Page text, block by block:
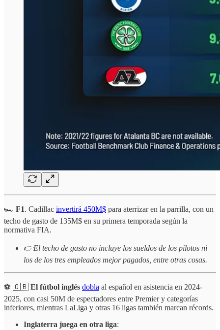
🏎️ F1. Cadillac invertirá 450M$ para aterrizar en la parrilla, con un
techo de gasto de 135M$ en su primera temporada según la
normativa FIA.
👉El techo de gasto no incluye los sueldos de los pilotos ni
los de los tres empleados mejor pagados, entre otras cosas.
⚽ 🇬🇧 El fútbol inglés dobla al español en asistencia en 2024-
2025, con casi 50M de espectadores entre Premier y categorías
inferiores, mientras LaLiga y otras 16 ligas también marcan récords.
Inglaterra juega en otra liga: